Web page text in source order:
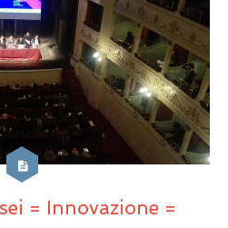
= Innovazione =